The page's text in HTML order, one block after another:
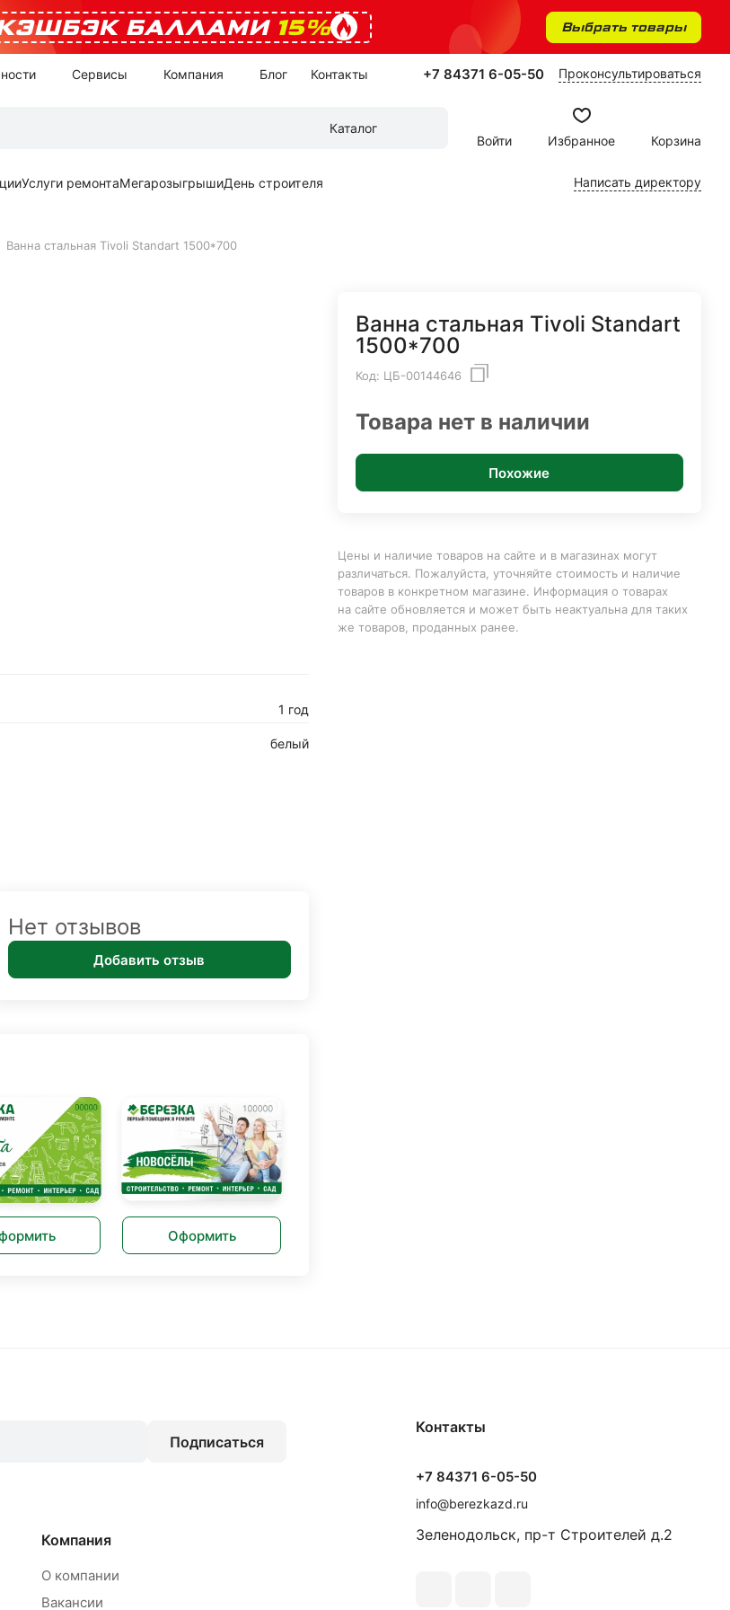
БАЛЛАМИ 15% Выбрать товары
Сервисы Компания Блог Контакты +7 84371 6-05-50 Проконсультироваться
Каталог
Войти
Избранное Корзина
Услуги ремонтаМегарозыгрышиДень строителя Написать директору
Ванна стальная Tivoli Standart 1500*700
1 год
белый
Нет отзывов
Добавить отзыв
Оформить
Ванна стальная Tivoli Standart
1500*700
Код: ЦБ-00144646
Товара нет в наличии
Похожие
Цены и наличие товаров на сайте и в магазинах могут
различаться. Пожалуйста, уточняйте стоимость и наличие
товаров в конкретном магазине. Информация о товарах
на сайте обновляется и может быть неактуальна для таких
же товаров, проданных ранее.
Подписаться
Компания
О компании
Вакансии
Контакты
+7 84371 6-05-50
info@berezkazd.ru
Зеленодольск, пр-т Строителей д.2